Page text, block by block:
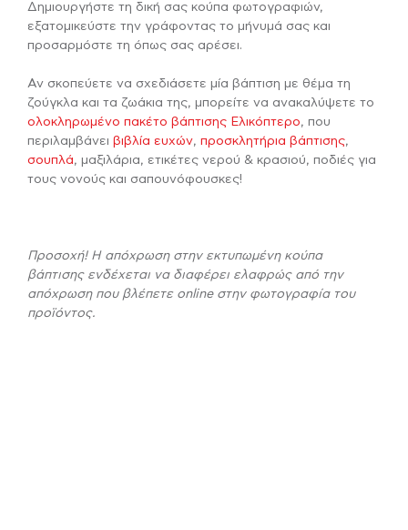
Δημιουργήστε τη δική σας κούπα φωτογραφιών,
εξατομικεύστε την γράφοντας το μήνυμά σας και
προσαρμόστε τη όπως σας αρέσει.
Αν σκοπεύετε να σχεδιάσετε μία βάπτιση με θέμα τη
ζούγκλα και τα ζωάκια της, μπορείτε να ανακαλύψετε το
ολοκληρωμένο πακέτο βάπτισης Ελικόπτερο, που
περιλαμβάνει βιβλία ευχών, προσκλητήρια βάπτισης,
σουπλά, μαξιλάρια, ετικέτες νερού & κρασιού, ποδιές για
τους νονούς και σαπουνόφουσκες!
Προσοχή! Η απόχρωση στην εκτυπωμένη κούπα
βάπτισης ενδέχεται να διαφέρει ελαφρώς από την
απόχρωση που βλέπετε online στην φωτογραφία του
προϊόντος.